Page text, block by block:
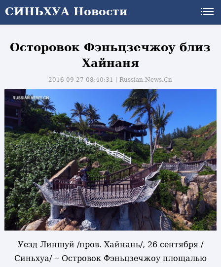
СИНЬХУА Новости
Осторовок Фэньцзечжоу близ
Хайнаня
2016-09-27 08:40:31丨Russian.News.Cn
Уезд Линшуй /пров. Хайнань/, 26 сентября /
Синьхуа/ -- Островок Фэньцзечжоу площалью